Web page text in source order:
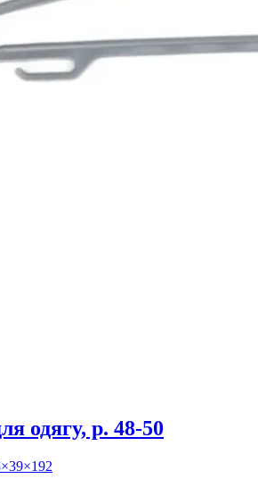
одягу, р. 48-50